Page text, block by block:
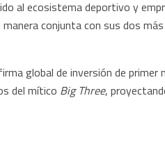
al ecosistema deportivo y
conjunta con sus dos
global de inversión de
del mítico Big Three,